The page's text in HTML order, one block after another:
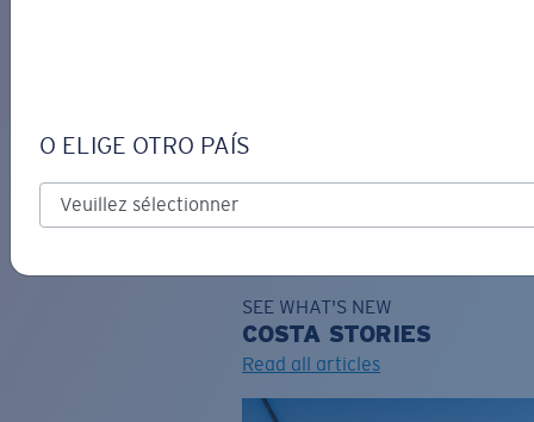
GRAVURE
Costa Stories
SEE WHAT'S NEW
COSTA STORIES
Read all articles
O ELIGE OTRO PAÍS